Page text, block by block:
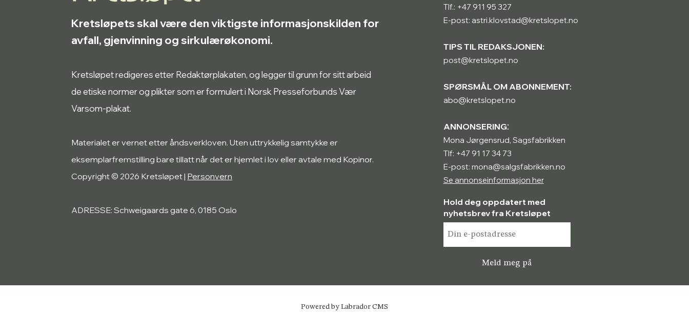
Kretsløpets skal være den viktigste informasjonskilden for
avfall, gjenvinning og sirkulærøkonomi.
Kretsløpet redigeres etter Redaktørplakaten, og legger til grunn for sitt arbeid
de etiske normer og plikter som er formulert i Norsk Presseforbunds Vær
Varsom-plakat.
Materialet er vernet etter åndsverkloven. Uten uttrykkelig samtykke er
eksemplarfremstilling bare tillatt når det er hjemlet i lov eller avtale med Kopinor.
Copyright © 2026 Kretsløpet | Personvern
ADRESSE: Schweigaards gate 6, 0185 Oslo
Tlf.: +47 911 95 327
E-post: astri.klovstad@kretslopet.no
TIPS TIL REDAKSJONEN:
post@kretslopet.no
SPØRSMÅL OM ABONNEMENT:
abo@kretslopet.no
ANNONSERING:
Mona Jørgensrud, Sagsfabrikken
Tlf: +47 91 17 34 73
E-post: mona@salgsfabrikken.no
Se annonseinformasjon her
Hold deg oppdatert med
nyhetsbrev fra Kretsløpet
Powered by Labrador CMS